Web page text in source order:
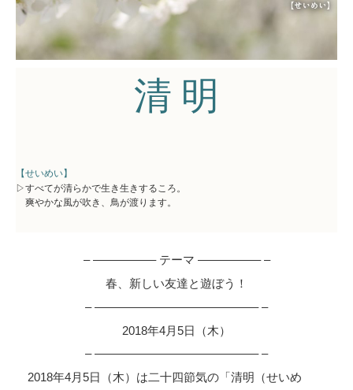
清 明
【せいめい】
▷すべてが清らかで生き生きするころ。
爽やかな風が吹き、鳥が渡ります。
– –––––––––– テーマ –––––––––– –
春、新しい友達と遊ぼう！
– –––––––––––––––––––––––––– –
2018年4月5日（木）
– –––––––––––––––––––––––––– –
2018年4月5日（木）は二十四節気の「清明（せいめ